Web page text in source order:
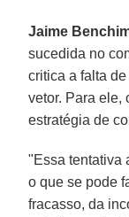
Jaime
sucedida no
critica a falta
vetor. Para ele,
estratégia de
"Essa tentativa
o que se pode
fracasso, da